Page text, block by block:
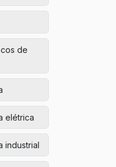
de
elétrica
industrial